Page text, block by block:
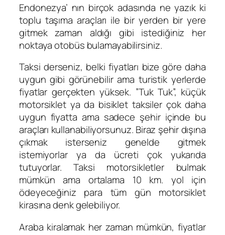
Endonezya’ nın birçok adasında ne yazık ki
toplu taşıma araçları ile bir yerden bir yere
gitmek zaman aldığı gibi istediğiniz her
noktaya otobüs bulamayabilirsiniz.
Taksi derseniz, belki fiyatları bize göre daha
uygun gibi görünebilir ama turistik yerlerde
fiyatlar gerçekten yüksek. ”Tuk Tuk”, küçük
motorsiklet ya da bisiklet taksiler çok daha
uygun fiyatta ama sadece şehir içinde bu
araçları kullanabiliyorsunuz. Biraz şehir dışına
çıkmak isterseniz genelde gitmek
istemiyorlar ya da ücreti çok yukarıda
tutuyorlar. Taksi motorsikletler bulmak
mümkün ama ortalama 10 km. yol için
ödeyeceğiniz para tüm gün motorsiklet
kirasına denk gelebiliyor.
Araba kiralamak her zaman mümkün, fiyatlar